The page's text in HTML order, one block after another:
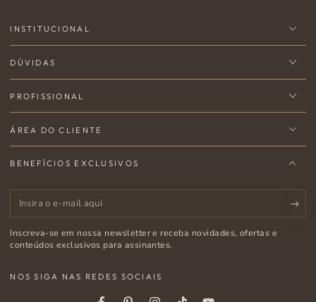
INSTITUCIONAL
DÚVIDAS
PROFISSIONAL
ÁREA DO CLIENTE
BENEFÍCIOS EXCLUSIVOS
Insira
o
e-
Inscreva-se em nossa newsletter e receba novidades, ofertas e
conteúdos exclusivos para assinantes.
NOS SIGA NAS REDES SOCIAIS